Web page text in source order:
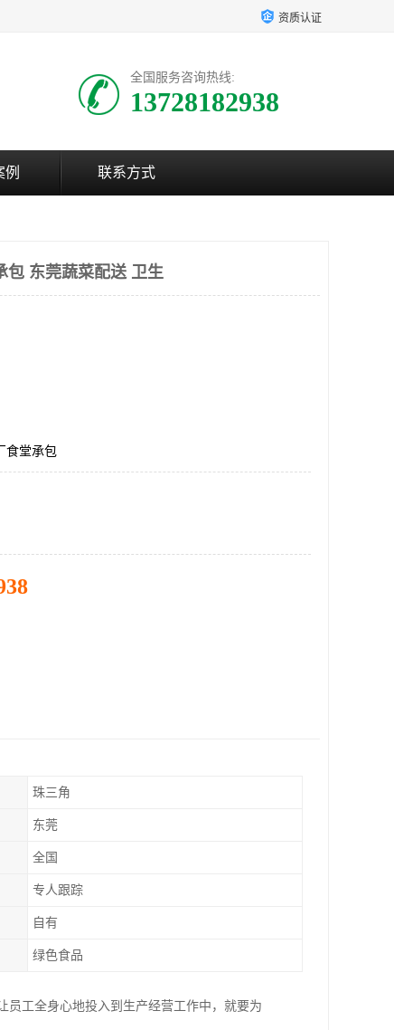
资质认证
全国服务咨询热线:
13728182938
例 联系方式
包 东莞蔬菜配送 卫生
食堂承包
珠三角
东莞
全国
专人跟踪
自有
绿色食品
员工全身心地投入到生产经营工作中，就要为